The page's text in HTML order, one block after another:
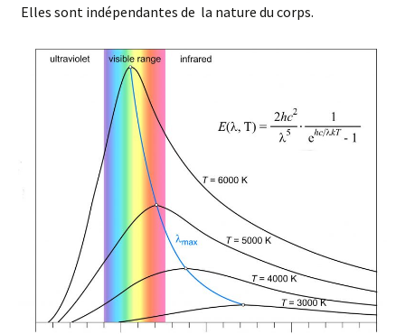
Elles sont indépendantes de la nature du corps.